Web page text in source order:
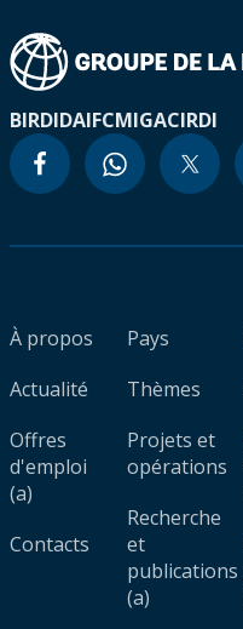
BIRDIDAIFCMIGACIRDI
À propos
Actualité
Offres
d'emploi
(a)
Contacts
Pays
Thèmes
Projets et
opérations
Recherche
et
publications
(a)